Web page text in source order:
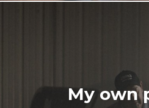
My own